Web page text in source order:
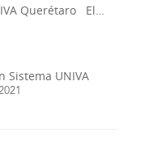
Querétaro El…
Sistema UNIVA